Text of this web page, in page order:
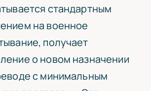
стандартным
на военное
получает
о новом назначении
с минимальным